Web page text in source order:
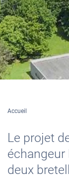
Accueil
Le projet
échangeur
deux